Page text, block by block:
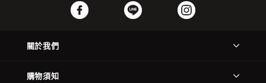
關於我們
購物須知